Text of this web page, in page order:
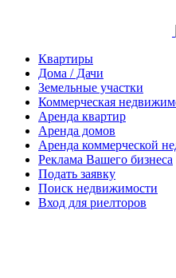
Квартиры
Дома / Дачи
Земельные участки
Коммерческая
Аренда квартир
Аренда домов
Аренда коммерческой
Реклама Вашего бизнеса
Подать заявку
Поиск недвижимости
Вход для риелторов